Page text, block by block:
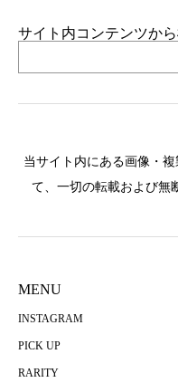
サイト内コンテンツか
当サイト内にある画像・
て、一切の転載および無
MENU
INSTAGRAM
PICK UP
RARITY